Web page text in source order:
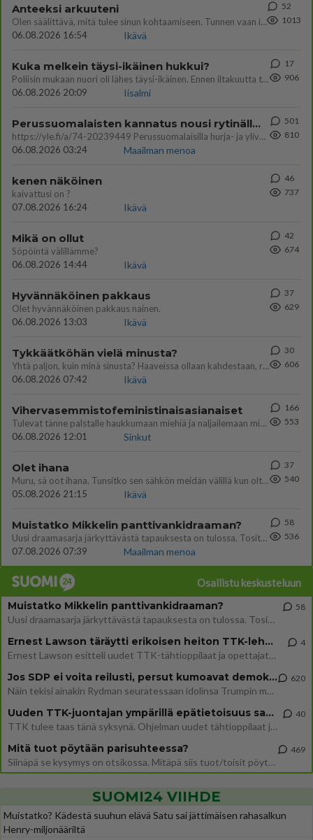
Anteeksi arkuuteni
Olen säälittävä, mitä tulee sinun kohtaamiseen. Tunnen vaan itseni todella epävarmaksi sun kanssa. Jos minun olisi pitän
06.08.2026 16:54
Ikävä
52
1013
Kuka melkein täysi-ikäinen hukkui?
Poliisin mukaan nuori oli lähes täysi-ikäinen. Ennen iltakuutta tulleen ilmoituksen mukaan ihminen oli joutunut mahdoll
06.08.2026 20:09
Iisalmi
17
906
Perussuomalaisten kannatus nousi rytinällä Ylen tänään julkaisemassa tuoreimmassa gallup-kyselyssä.
https://yle.fi/a/74-20239449 Perussuomalaisilla hurja- ja ylivoimaisesti suurin nousu tässä uudessa Ylen gallupissa. Kyl
06.08.2026 03:24
Maailman menoa
501
810
kenen näköinen
kaivattusi on ?
07.08.2026 16:24
Ikävä
46
737
Mikä on ollut
Söpöintä välillämme?
06.08.2026 14:44
Ikävä
42
674
Hyvännäköinen pakkaus
Olet hyvännäköinen pakkaus nainen.
06.08.2026 13:03
Ikävä
37
629
Tykkäätköhän vielä minusta?
Yhtä paljon, kuin minä sinusta? Haaveissa ollaan kahdestaan, rauhassa ja lähennytään fyysisesti ja tutustutaan syvemmin
06.08.2026 07:42
Ikävä
30
606
Vihervasemmistofeministinaisasianaiset
Tulevat tänne palstalle haukkumaan miehiä ja naljailemaan miehelle, kehuvat olevansa heitä parempia. Itse asuvat MIEHE
06.08.2026 12:01
Sinkut
166
553
Olet ihana
Muru, sä oot ihana. Tunsitko sen sähkön meidän välillä kun oltiin ihan låhekkäin? 👩‍❤️‍👩❤️😼😘
05.08.2026 21:15
Ikävä
37
540
Muistatko Mikkelin panttivankidraaman?
Uusi draamasarja järkyttävästä tapauksesta on tulossa. Tositapahtumiin perustuva sarja ammentaa vuoden 1986 Mikkelin pan
07.08.2026 07:39
Maailman menoa
58
536
Osallistu keskusteluun
Muistatko Mikkelin panttivankidraaman?
Uusi draamasarja järkyttävästä tapauksesta on tulossa. Tositapahtumiin perustuva sarja ammentaa vuoden 1986 Mikkelin pan
58
Ernest Lawson täräytti erikoisen heiton TTK-lehdistötilaisuudessa: " Onko tässä tarkoituksena...?"
Ernest Lawson esitteli uudet TTK-tähtioppilaat ja opettajat torstaina 6.8. lehdistölle. Tulevalla kaudella on yksi hausk
4
Jos SDP ei voita reilusti, persut kumoavat demokratian Suomesta
Näin tekisi ainakin Rydman seuratessaan idolinsa Trumpin mallia https://www.is.fi/politiikka/art-2000012187244.html
620
Uuden TTK-juontajan ympärillä epätietoisuus sakenee - Nyt MTV hämmentää soppaa
TTK tulee taas tänä syksynä. Ohjelman uudet tähtioppilaat julkistetaan torstaina 6. elokuuta klo 14 alkavassa lehdistö
40
Mitä tuot pöytään parisuhteessa?
Siinäpä se kysymys on otsikossa. Mitäpä siis tuot/toisit pöytään parisuhteessa? Oletko mies vai nainen? Koetko sen mitä
469
SUOMI24 VIIHDE
Muistatko? Kädestä suuhun elävä Satu sai jättimäisen rahasalkun
Henry-miljonääriltä